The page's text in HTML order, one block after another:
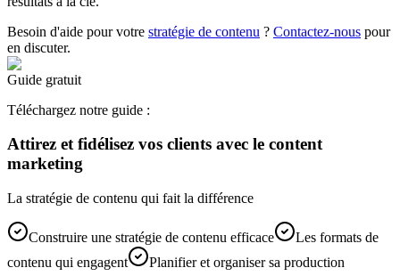
Besoin d'aide pour votre stratégie de contenu ? Contactez-nous pour
en discuter.
Guide gratuit
Téléchargez notre guide :
Attirez et fidélisez vos clients avec le content
marketing
La stratégie de contenu qui fait la différence
Construire une stratégie de contenu efficace
Les formats de
contenu qui engagent
Planifier et organiser sa production